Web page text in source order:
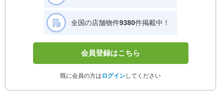
全国の店舗物件9380件掲載中！
会員登録はこちら
既に会員の方は ログインしてください